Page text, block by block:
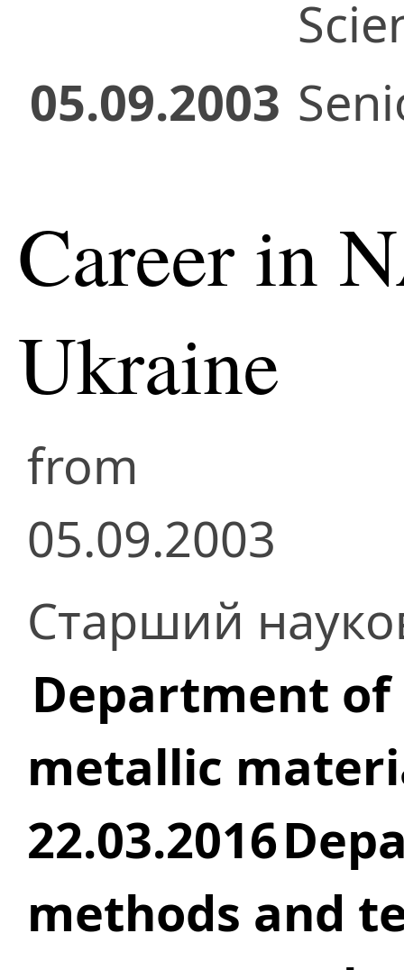
05.09.2003
Career in
Ukraine
from
05.09.2003
Старший
Department of
metallic
22.03.2016
methods and